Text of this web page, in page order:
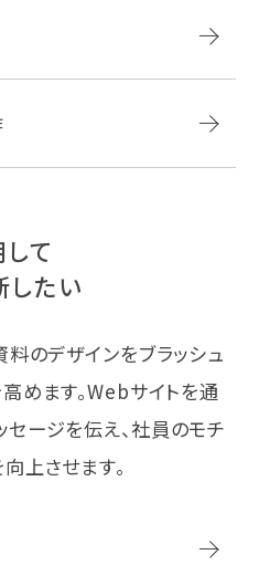
て
したい
のデザインをブラッシュ
めます。Webサイトを通
ージを伝え、社員のモチ
上させます。